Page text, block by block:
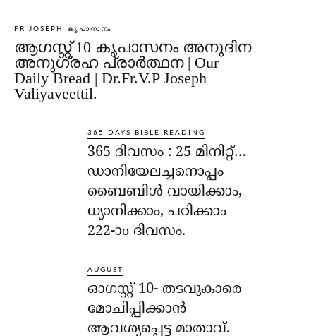
FR JOSEPH കൃപാസനം
ആഗസ്റ്റ് 10 കൃപാസനം അനുദിന
അനുഗ്രഹ പ്രാർത്ഥന | Our
Daily Bread | Dr.Fr.V.P Joseph
Valiyaveettil.
365 DAYS BIBLE READING
365 ദിവസം : 25 മിനിറ്റ്…
ഡാനിയേലച്ചനൊപ്പം
ബൈബിൾ വായിക്കാം,
ധ്യാനിക്കാം, പഠിക്കാം
222-ാo ദിവസം.
AUGUST
ഓഗസ്റ്റ് 10- തടവുകാരെ
മോചിപ്പിക്കാന്‍
ആവശ്യപ്പെട്ട മാതാവ്.